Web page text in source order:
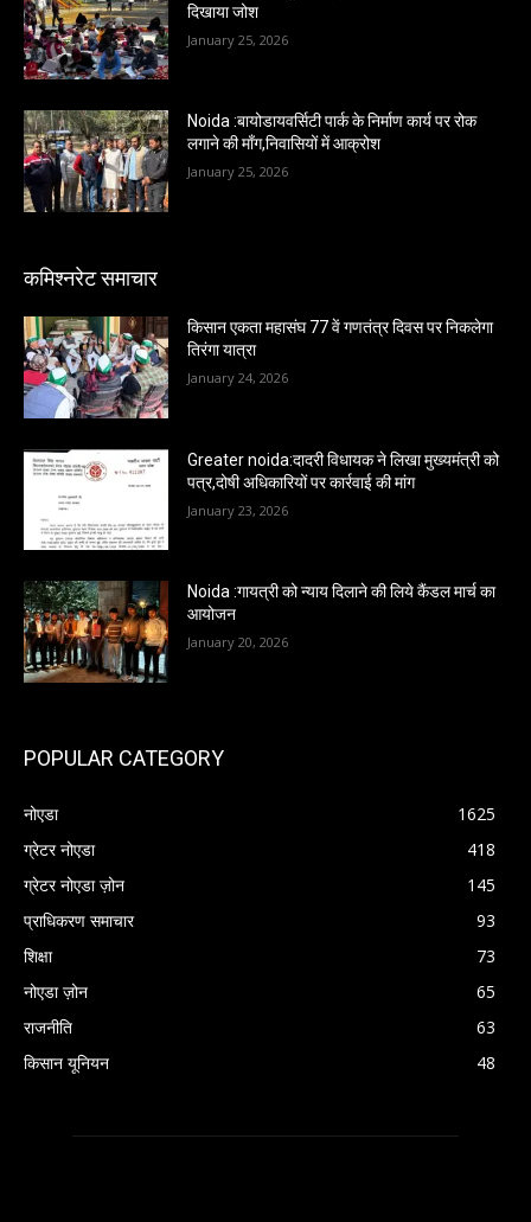
दिखाया जोश
January 25, 2026
Noida :बायोडायवर्सिटी पार्क के निर्माण कार्य पर रोक
लगाने की माँग,निवासियों में आक्रोश
January 25, 2026
कमिश्नरेट समाचार
किसान एकता महासंघ 77 वें गणतंत्र दिवस पर निकलेगा
तिरंगा यात्रा
January 24, 2026
Greater noida:दादरी विधायक ने लिखा मुख्यमंत्री को
पत्र,दोषी अधिकारियों पर कार्रवाई की मांग
January 23, 2026
Noida :गायत्री को न्याय दिलाने की लिये कैंडल मार्च का
आयोजन
January 20, 2026
POPULAR CATEGORY
नोएडा
1625
ग्रेटर नोएडा
418
ग्रेटर नोएडा ज़ोन
145
प्राधिकरण समाचार
93
शिक्षा
73
नोएडा ज़ोन
65
राजनीति
63
किसान यूनियन
48